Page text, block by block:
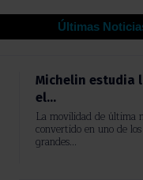
Últimas
ofrecen hasta
Michelin estudia
el...
La movilidad de última
convertido en uno de los
grandes...